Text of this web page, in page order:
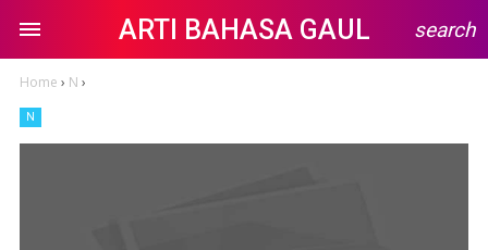
ARTI BAHASA GAUL search
Home › N ›
N